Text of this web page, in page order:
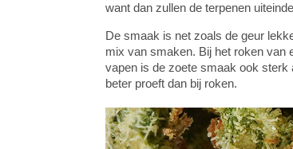
want dan zullen de terpenen
De smaak is net zoals de geur
mix van smaken. Bij het roken van
vapen is de zoete smaak ook sterk
beter proeft dan bij roken.